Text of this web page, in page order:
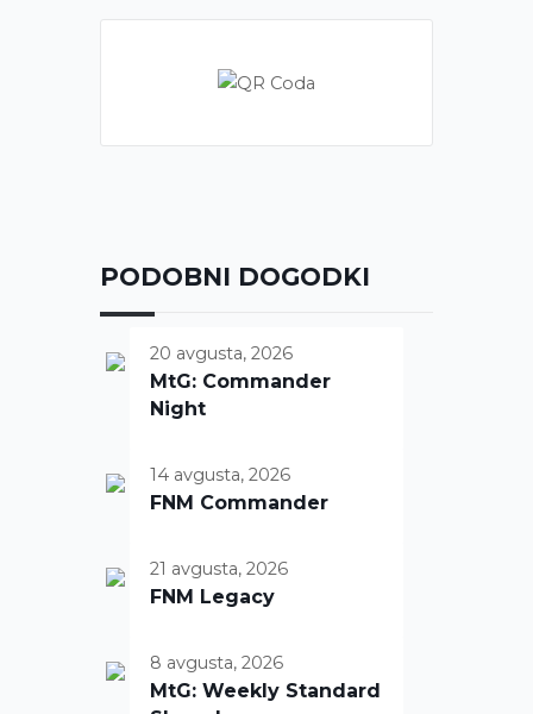
PODOBNI DOGODKI
20 avgusta, 2026
MtG: Commander
Night
14 avgusta, 2026
FNM Commander
21 avgusta, 2026
FNM Legacy
8 avgusta, 2026
MtG: Weekly Standard